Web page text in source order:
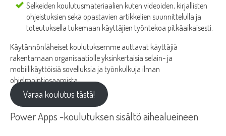
Selkeiden koulutusmateriaalien kuten videoiden, kirjallisten
ohjeistuksien sekä opastavien artikkelien suunnittelulla ja
toteutuksella tukemaan käyttäjien työntekoa pitkäaikaisesti.
Käytännönläheiset koulutuksemme auttavat käyttäjiä
rakentamaan organisaatiolle yksinkertaisia selain- ja
mobiilikäyttöisiä sovelluksia ja työnkulkuja ilman
ohjelmointiosaamista.
Varaa koulutus tästä!
Power Apps -koulutuksen sisältö aihealueineen